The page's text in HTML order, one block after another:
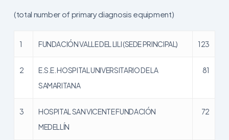
(total number of primary diagnosis equipment)
1 FUNDACIÓN VALLE DEL LILI (SEDE PRINCIPAL) 123
2
E.S.E. HOSPITAL UNIVERSITARIO DE LA
SAMARITANA
81
3
HOSPITAL SAN VICENTE FUNDACIÓN
MEDELLÍN
72